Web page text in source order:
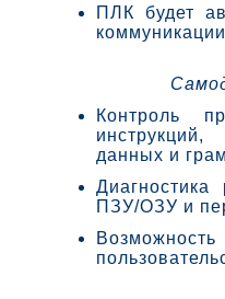
ПЛК будет
Контроль
данных и
ПЗУ/ОЗУ и